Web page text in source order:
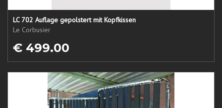
LC 702 Auflage gepolstert mit Kopfkissen
Le Corbusier
€ 499.00